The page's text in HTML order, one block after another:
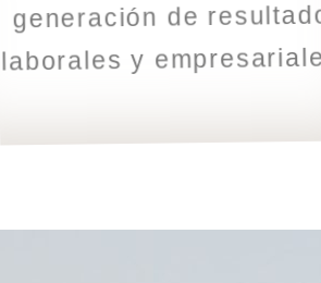
generación de
laborales y